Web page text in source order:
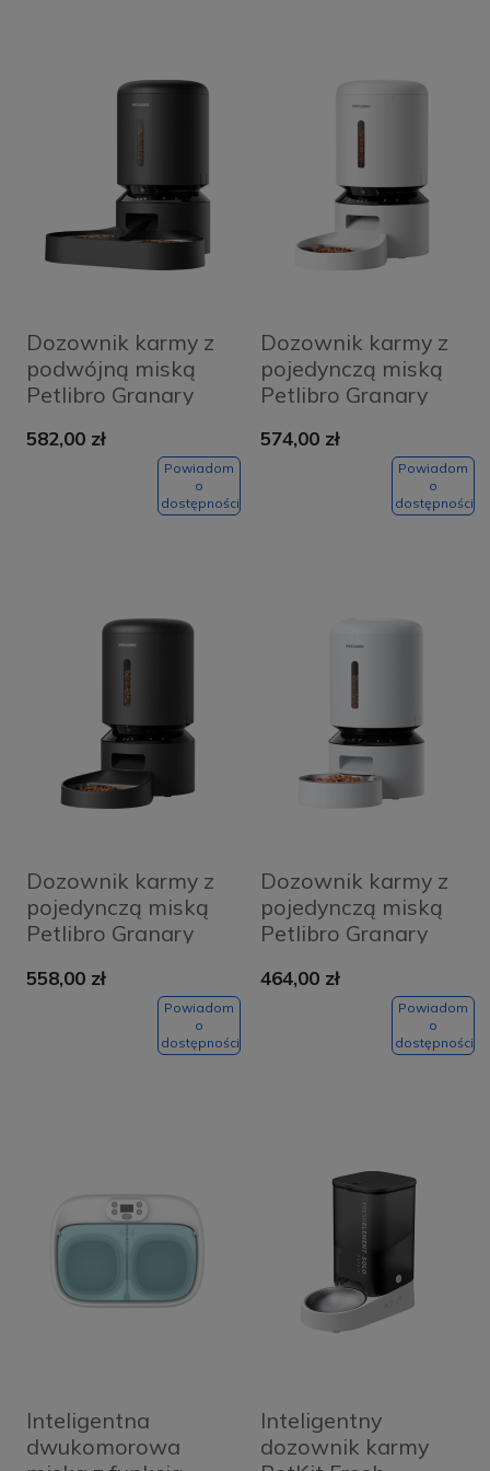
Dozownik karmy z
podwójną miską
Petlibro Granary
Black
582,00 zł
Powiadom
o
dostępności
Dozownik karmy z
pojedynczą miską
Petlibro Granary
White
574,00 zł
Powiadom
o
dostępności
Dozownik karmy z
pojedynczą miską
Petlibro Granary
Black
558,00 zł
Powiadom
o
dostępności
Dozownik karmy z
pojedynczą miską
Petlibro Granary
White
464,00 zł
Powiadom
o
dostępności
Inteligentna
dwukomorowa
Inteligentny
dozownik karmy